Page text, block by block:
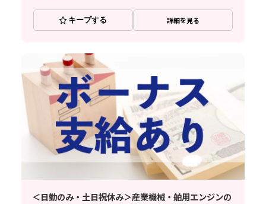
キープする 詳細を見る
＜日勤のみ・土日祝休み＞産業機械・舶用エンジンの